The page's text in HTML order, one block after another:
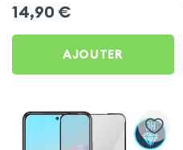
pour Xiaomi Redmi Note
10
14,90 €
AJOUTER